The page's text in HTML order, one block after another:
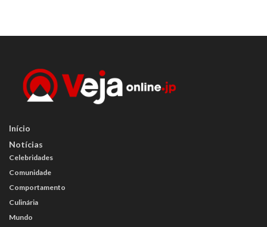
Início
Notícias
Celebridades
Comunidade
Comportamento
Culinária
Mundo